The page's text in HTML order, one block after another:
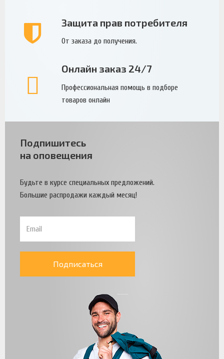
Защита прав потребителя
От заказа до получения.
Онлайн заказ 24/7
Профессиональная помощь в подборе
товаров онлайн
Подпишитесь
на оповещения
Будьте в курсе специальных предложений.
Большие распродажи каждый месяц!
Подписаться